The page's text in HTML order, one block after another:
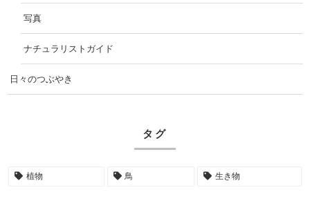
写真
ナチュラリストガイド
日々のつぶやき
タグ
植物 鳥 生き物